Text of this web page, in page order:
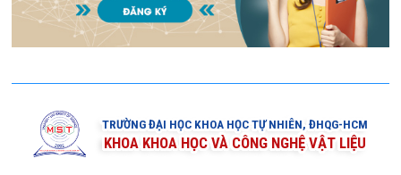
TRƯỜNG ĐẠI HỌC KHOA HỌC TỰ NHIÊN, ĐHQG-HCM
KHOA KHOA HỌC VÀ CÔNG NGHỆ VẬT LIỆU